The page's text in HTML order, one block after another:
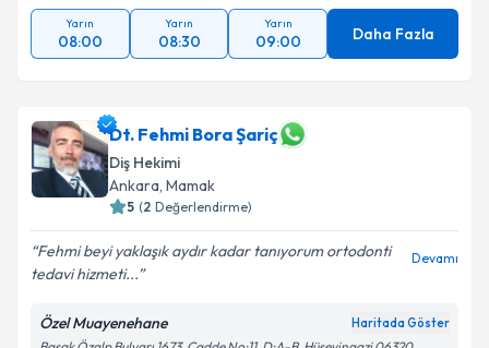
Yarın
08:00
Yarın
08:30
Yarın
09:00 Daha Fazla
Dt. Fehmi Bora Şariç
Diş Hekimi
Ankara, Mamak
5 (2 Değerlendirme)
Fehmi beyi yaklaşık aydır kadar tanıyorum ortodonti
tedavi hizmeti...
Devamı
Özel Muayenehane Haritada Göster